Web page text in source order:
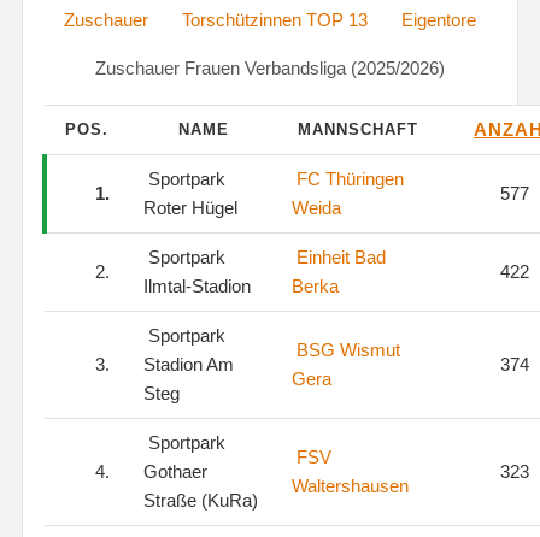
Zuschauer Torschützinnen TOP 13 Eigentore
Zuschauer Frauen Verbandsliga (2025/2026)
POS. NAME MANNSCHAFT
1.
Sportpark
Roter Hügel
FC Thüringen
Weida
577
2.
Sportpark
Ilmtal-Stadion
Einheit Bad
Berka
422
3.
Sportpark
Stadion Am
Steg
BSG Wismut
Gera
374
4.
Sportpark
Gothaer
Straße (KuRa)
FSV
Waltershausen
323